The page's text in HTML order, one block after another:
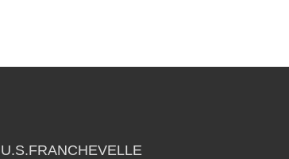
U.S.FRANCHEVELLE